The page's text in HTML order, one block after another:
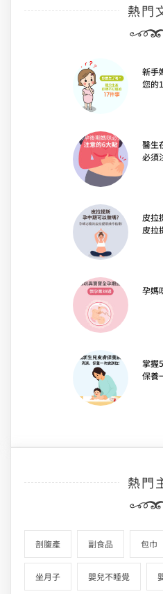
熱門
新手
您的
醫生
必須
皮拉
皮拉
孕媽
掌握
保養
熱門
剖腹產 副食品 包巾
坐月子 嬰兒不睡覺